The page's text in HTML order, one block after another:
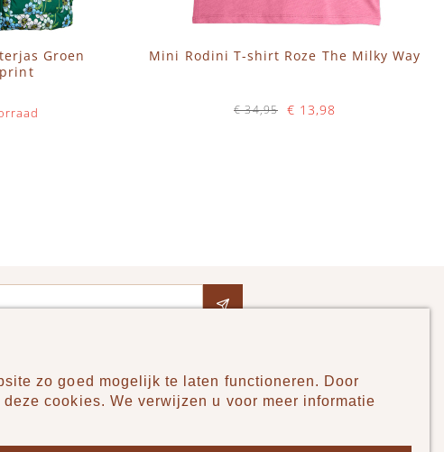
Groen
Mini Rodini T-shirt Roze The Milky Way
€ 13,98
€ 34,95
Pudilo
zo goed mogelijk te laten functioneren. Door
cookies. We verwijzen u voor meer informatie